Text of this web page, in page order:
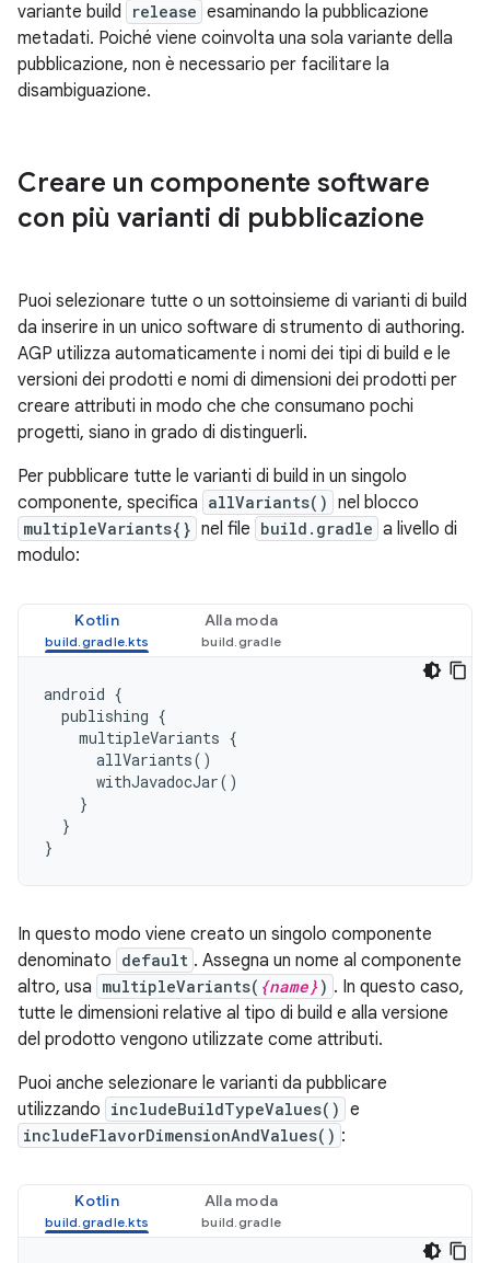
variante build
release esaminando la pubblicazione
metadati. Poiché viene coinvolta una sola variante della
pubblicazione, non è necessario per facilitare la
disambiguazione.
Creare un componente software
con più varianti di pubblicazione
Puoi selezionare tutte o un sottoinsieme di varianti di build
da inserire in un unico software di strumento di authoring.
AGP utilizza automaticamente i nomi dei tipi di build e le
versioni dei prodotti e nomi di dimensioni dei prodotti per
creare attributi in modo che che consumano pochi
progetti, siano in grado di distinguerli.
Per pubblicare tutte le varianti di build in un singolo
componente, specifica allVariants() nel blocco
multipleVariants{} nel file build.gradle a livello di
modulo:
Kotlin Alla moda
android {
publishing {
multipleVariants {
allVariants()
withJavadocJar()
}
}
}
In questo modo viene creato un singolo componente
denominato default . Assegna un nome al componente
altro, usa multipleVariants( {name}) . In questo caso,
tutte le dimensioni relative al tipo di build e alla versione
del prodotto vengono utilizzate come attributi.
Puoi anche selezionare le varianti da pubblicare
utilizzando includeBuildTypeValues() e
includeFlavorDimensionAndValues() :
Kotlin Alla moda